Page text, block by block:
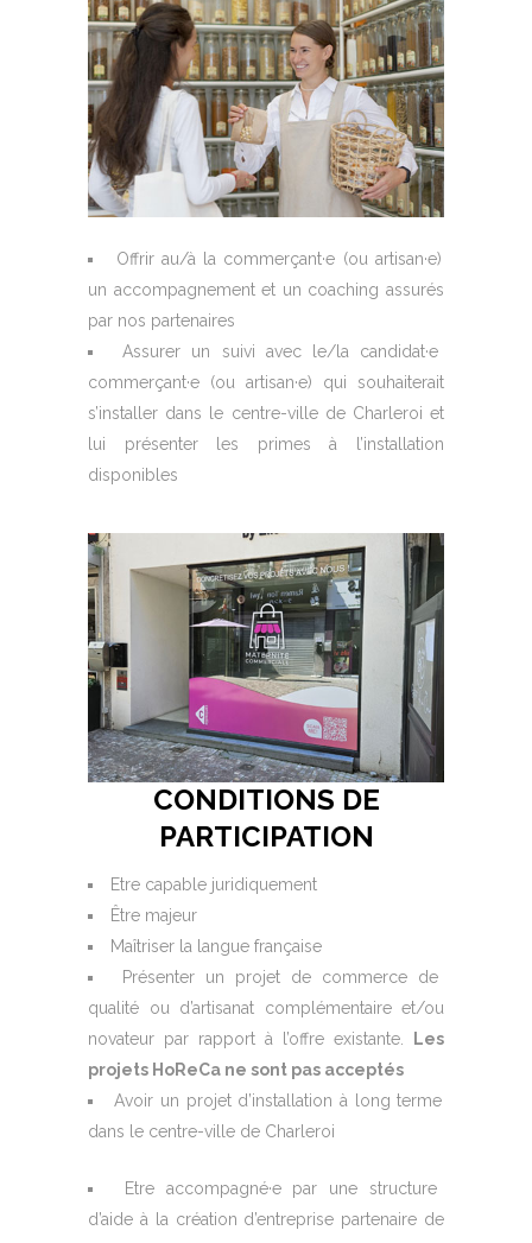
Offrir au/à la commerçant·e (ou artisan·e)
un accompagnement et un coaching assurés
par nos partenaires
Assurer un suivi avec le/la candidat·e
commerçant·e (ou artisan·e) qui souhaiterait
s’installer dans le centre-ville de Charleroi et
lui présenter les primes à l’installation
disponibles
CONDITIONS DE
PARTICIPATION
Etre capable juridiquement
Être majeur
Maîtriser la langue française
Présenter un projet de commerce de
qualité ou d’artisanat complémentaire et/ou
novateur par rapport à l’offre existante.
Les
projets HoReCa ne sont pas acceptés
Avoir un projet d’installation à long terme
dans le centre-ville de Charleroi
Etre accompagné·e par une structure
d’aide à la création d’entreprise partenaire de